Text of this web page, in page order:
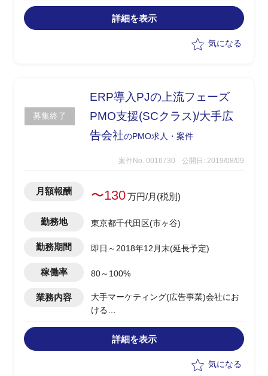
る進捗管理、品質管理、課題管理
詳細を表示
気になる
募集終了
ERP導入PJの上流フェーズ
PMO支援(SCクラス)/大手広
告会社のPMO求人・案件
案件No. 0016730 公開日: 2019/08/09
月額報酬 〜130万円/月(税別)
勤務地 東京都千代田区(市ヶ谷)
勤務期間 即日～2018年12月末(延長予定)
稼働率 80～100%
業務内容
大手マーケティング(広告事業)会社にお
ける
プロジェクト管理
・RFP作成
詳細を表示
気になる